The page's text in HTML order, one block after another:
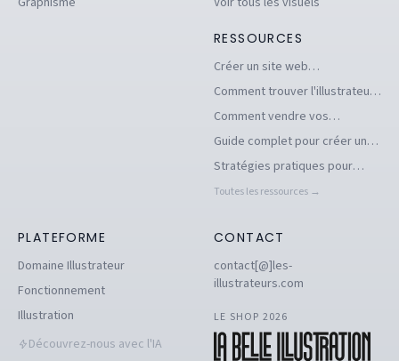
RESSOURCES
Créer un site web
d'illustrations pour se
qu'illustrateur
Comment trouver l'illustrateur
freelance idéal pour votre
Comment vendre vos
illustrations facilement en ligne
Guide complet pour créer un
book d'illustration en ligne
pour illustrateurs
Stratégies pratiques pour
dénicher des commandes
Toutes les ressources →
PLATEFORME
Domaine Illustrateur
Fonctionnement
Illustration
Découvrez-nous avec l'IA
CONTACT
contact[@]les-
illustrateurs.com
LE SHOP 2026